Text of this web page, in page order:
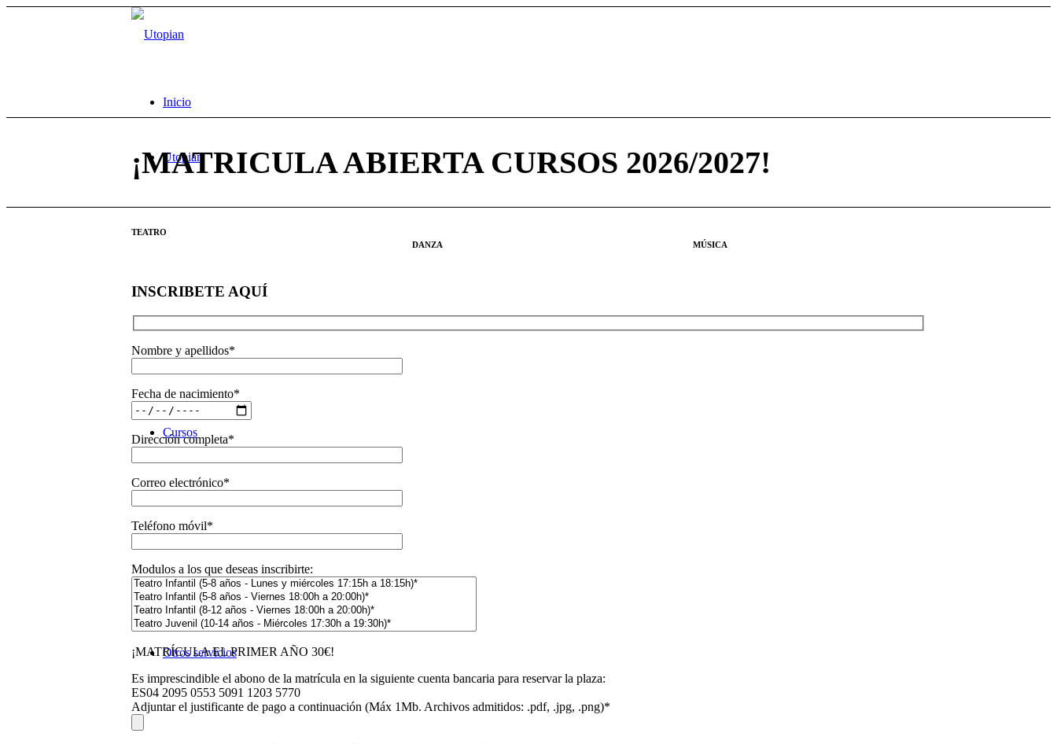
Inicio
Utopian
Cursos
Otros servicios
¡MATRICULA ABIERTA CURSOS 2026/2027!
TEATRO
DANZA
MÚSICA
INSCRIBETE AQUÍ
Nombre y apellidos*
Fecha de nacimiento*
Dirección completa*
Correo electrónico*
Teléfono móvil*
Modulos a los que deseas inscribirte:
¡MATRÍCULA EL PRIMER AÑO 30€!
Es imprescindible el abono de la matrícula en la siguiente cuenta bancaria para reservar la plaza:
ES04 2095 0553 5091 1203 5770
Adjuntar el justificante de pago a continuación (Máx 1Mb. Archivos admitidos: .pdf, .jpg, .png)*